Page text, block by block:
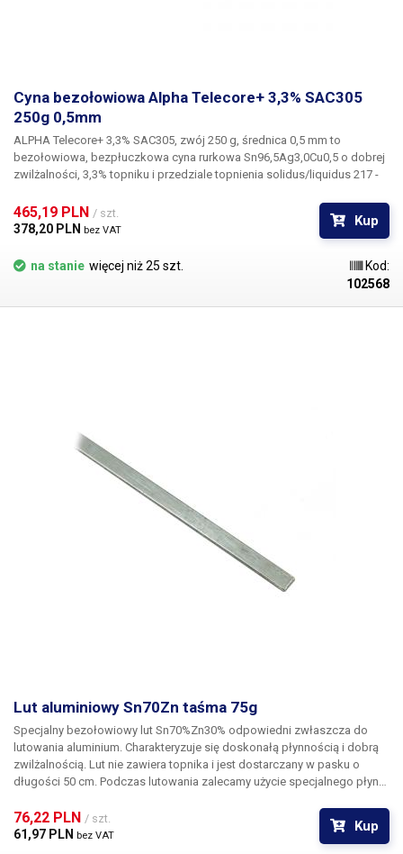
Cyna bezołowiowa Alpha Telecore+ 3,3% SAC305
250g 0,5mm
ALPHA Telecore+ 3,3% SAC305, zwój 250 g, średnica 0,5 mmto
bezołowiowa, bezpłuczkowa cyna rurkowa Sn96,5Ag3,0Cu0,5 o dobrej
zwilżalności, 3,3% topniku i przedziale topnienia solidus/liquidus 217 -
niemal natychmiast, co przyspiesza pracę. Wynikowy wygląd połączeń
jest doskonały, a późniejsza kontrola jest łatwa ze względu na brak
pozostałości topnika. Nadaje się do każdego zastosowania lutowania
ręcznego, które musi spełniać specyfikację Bellcore TR-NWT-000078.
Dzięki zaawansowanym aktywatorom, Telecore+ nadaje się również do
złotych i srebrnych. Zastosowany topnik nie skwierczy tak bardzo po
się w znacznie węższym zakresie temperatur niż w przypadku stopów
SnPb. Powoduje to zwiększone wymagania dotyczące dokładności i
utrzymania ustawionych temperatur. Ogólnie rzecz biorąc, wszystkie
stopy bezołowiowe są znacznie bardziej podatne na utlenianie
Telcore+ SAC305 o specyfikacji Bellcore TR-NWT-000078, możemy
zaoferować bezołowiowy lut rurowy SN100 SnCu0.7Ni(P) 1.0mm 0.25Kg.
465,19 PLN / szt.
378,20 PLN bez VAT
Kup
na stanie więcej niż 25 szt.
Kod:
102568
Lut aluminiowy Sn70Zn taśma 75g
Specjalny bezołowiowy lut Sn70%Zn30% odpowiedni zwłaszcza do
lutowania aluminium. Charakteryzuje się doskonałą płynnością i dobrą
zwilżalnością. Lut nie zawiera topnika i jest dostarczany w pasku o
długości 50 cm. Podczas lutowania zalecamy użycie specjalnego płynu
elektroniki, gdzie konieczne jest lutowanie kabli aluminiowych do drutu
miedzianego, jak i do lutowania aluminiowych konstrukcji i skrzynek.
76,22 PLN / szt.
61,97 PLN bez VAT
Kup